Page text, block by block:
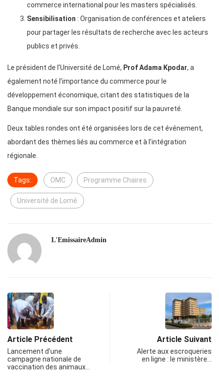
commerce international pour les masters spécialisés.
Sensibilisation : Organisation de conférences et ateliers
pour partager les résultats de recherche avec les acteurs
publics et privés.
Le président de l’Université de Lomé, Prof Adama Kpodar, a
également noté l’importance du commerce pour le
développement économique, citant des statistiques de la
Banque mondiale sur son impact positif sur la pauvreté.
Deux tables rondes ont été organisées lors de cet événement,
abordant des thèmes liés au commerce et à l’intégration
régionale.
Tags: OMC Programme Chaires
Université de Lomé
L'EmissaireAdmin
Article Précédent
Lancement d’une
campagne nationale de
vaccination des animaux…
Article Suivant
Alerte aux escroqueries
en ligne : le ministère…